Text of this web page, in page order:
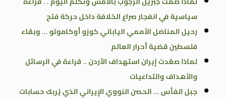
سياسية في انفجار صراع الخلافة داخل حركة فتح
رحيل المناضل الأممي الياباني كوزو أوكاموتو … وبقاء
فلسطين قضية أحرار العالم
لماذا صعّدت إيران استهداف الأردن .. قراءة في الرسائل
والأهداف والتداعيات
جبل الفأس … الحصن النووي الإيراني الذي يُربك حسابات